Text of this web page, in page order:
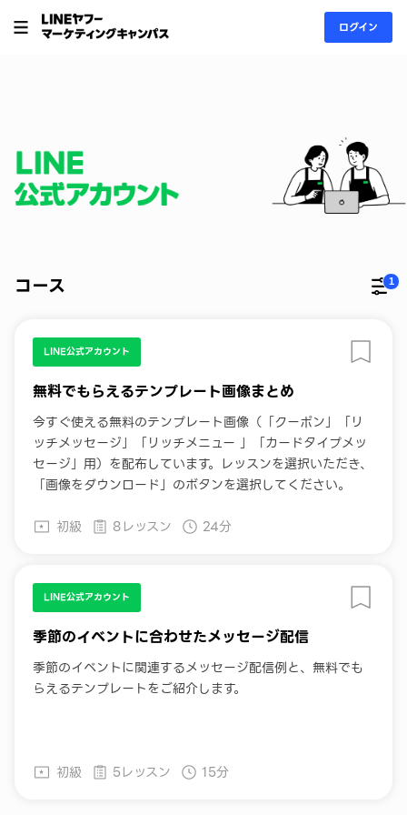
ログイン
コース 更
1
LINE公式アカウント
無料でもらえるテンプレート画像まとめ
今すぐ使える無料のテンプレート画像（「クーポン」「リ
ッチメッセージ」「リッチメニュー 」「カードタイプメッ
セージ」用）を配布しています。レッスンを選択いただき、
「画像をダウンロード」のボタンを選択してください。
初級 8レッスン 24分
LINE公式アカウント
季節のイベントに合わせたメッセージ配信
季節のイベントに関連するメッセージ配信例と、無料でも
らえるテンプレートをご紹介します。
初級 5レッスン 15分